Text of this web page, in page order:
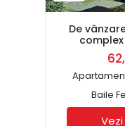
De
Baile